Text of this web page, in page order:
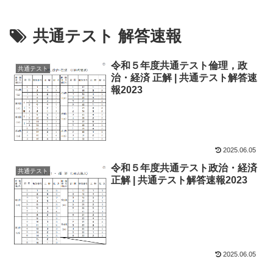
共通テスト 解答速報
共通テスト
令和５年度共通テスト倫理，政
治・経済 正解 | 共通テスト解答速
報2023
2025.06.05
共通テスト
令和５年度共通テスト政治・経済
正解 | 共通テスト解答速報2023
2025.06.05